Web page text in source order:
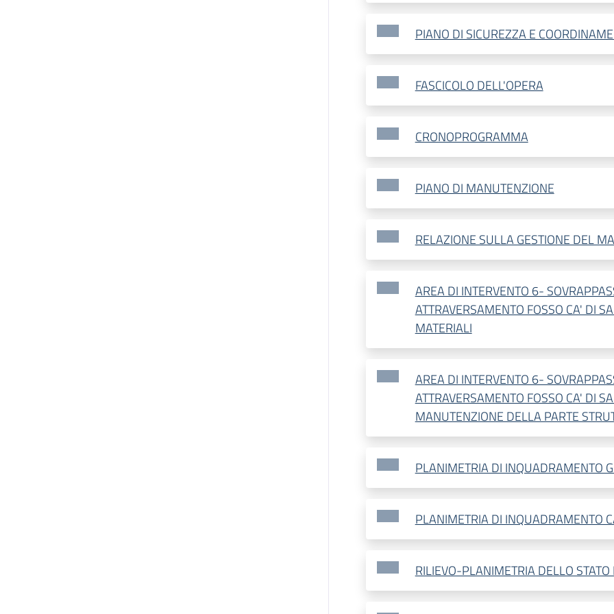
PIANO DI SICUREZZA E
FASCICOLO DELL'OPERA
CRONOPROGRAMMA
PIANO DI MANUTENZIONE
RELAZIONE SULLA GESTIONE DEL
AREA DI INTERVENTO 6-
ATTRAVERSAMENTO FOSSO CA' DI
MATERIALI
AREA DI INTERVENTO 6-
ATTRAVERSAMENTO FOSSO CA' DI
MANUTENZIONE DELLA PARTE
PLANIMETRIA DI INQUADRAMENTO
PLANIMETRIA DI INQUADRAMENTO
RILIEVO-PLANIMETRIA DELLO STATO